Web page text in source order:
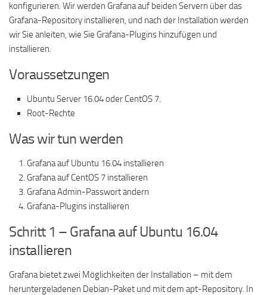
konfigurieren. Wir werden Grafana auf beiden Servern über das
Grafana-Repository installieren, und nach der Installation werden
wir Sie anleiten, wie Sie Grafana-Plugins hinzufügen und
installieren.
Voraussetzungen
Ubuntu Server 16.04 oder CentOS 7.
Root-Rechte
Was wir tun werden
Grafana auf Ubuntu 16.04 installieren
Grafana auf CentOS 7 installieren
Grafana Admin-Passwort ändern
Grafana-Plugins installieren
Schritt 1 – Grafana auf Ubuntu 16.04
installieren
Grafana bietet zwei Möglichkeiten der Installation – mit dem
heruntergeladenen Debian-Paket und mit dem apt-Repository. In